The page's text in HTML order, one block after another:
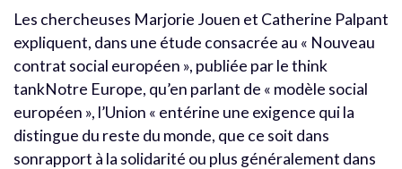
Les chercheuses Marjorie Jouen et Catherine Palpant
expliquent, dans une étude consacrée au « Nouveau
contrat social européen », publiée par le think
tankNotre Europe, qu’en parlant de « modèle social
européen », l’Union « entérine une exigence qui la
distingue du reste du monde, que ce soit dans
sonrapport à la solidarité ou plus généralement dans